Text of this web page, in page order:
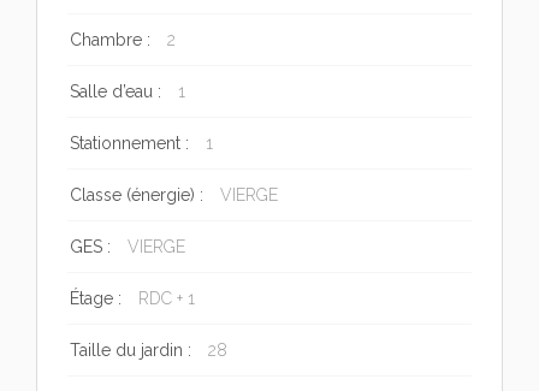
Chambre : 2
Salle d’eau : 1
Stationnement : 1
Classe (énergie) : VIERGE
GES : VIERGE
Étage : RDC + 1
Taille du jardin : 28